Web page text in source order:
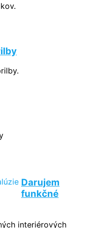
Darujem
funkčné
interiérových